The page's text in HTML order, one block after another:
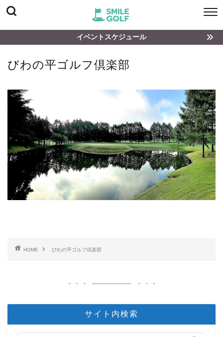
イベントスケジュール
びわの平ゴルフ倶楽部
HOME びわの平ゴルフ倶楽部
サイト内検索